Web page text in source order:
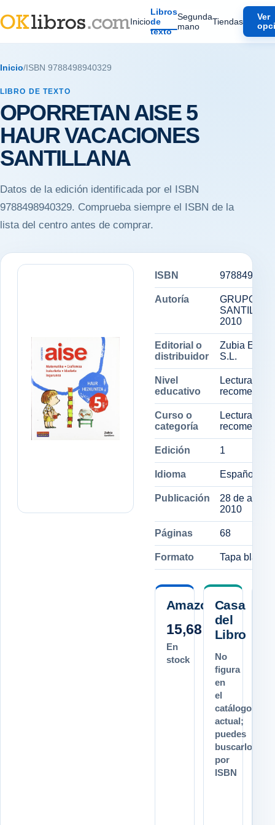
Inicio
Libros
de
texto
Segunda
mano
Tiendas
Ver
Inicio/ ISBN 9788498940329
LIBRO DE TEXTO
OPORRETAN AISE 5
HAUR VACACIONES
SANTILLANA
Datos de la edición identificada por el ISBN
9788498940329. Comprueba siempre el ISBN de la
lista del centro antes de comprar.
ISBN
Autoría
GRUPO
2010
Editorial o
distribuidor
Zubia
S.L.
Nivel
educativo
Lectura
Curso o
categoría
Lectura
Edición 1
Idioma Español
Publicación
28 de abril
2010
Páginas 68
Formato Tapa blanda
Amazon.es
15,68 €
En
stock
Casa
del
Libro
No
figura
en
el
catálogo
actual;
puedes
buscarlo
por
ISBN